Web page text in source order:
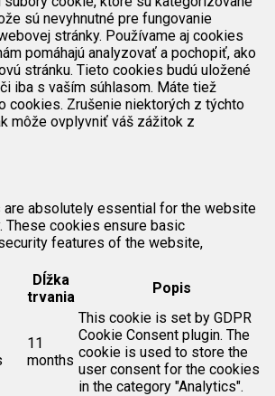
sú nevyhnutné pre fungovanie
stránky. Používame aj cookies
pomáhajú analyzovať a pochopiť, ako
stránku. Tieto cookies budú uložené
iba s vaším súhlasom. Máte tiež
cookies. Zrušenie niektorých z týchto
môže ovplyvniť váš zážitok z
absolutely essential for the website
These cookies ensure basic
features of the website,
Dĺžka
trvania
Popis
11
months
This cookie is set by GDPR
Cookie Consent plugin. The
cookie is used to store the
user consent for the cookies
in the category "Analytics".